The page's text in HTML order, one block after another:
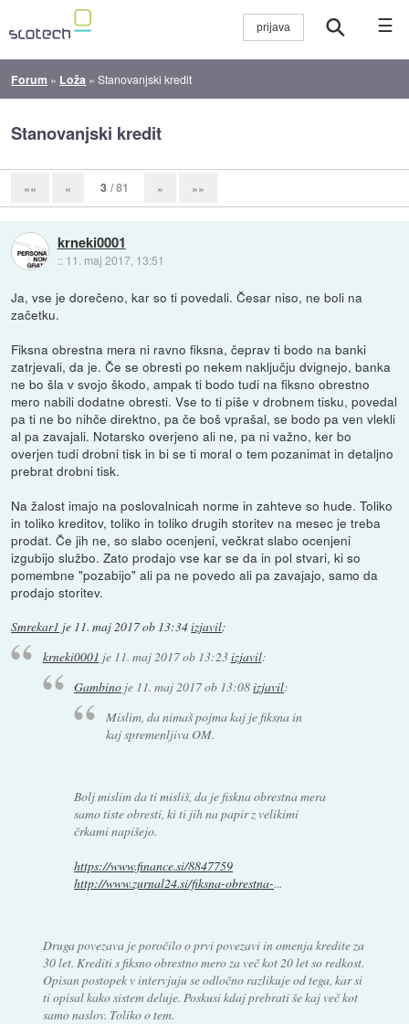
☰
Forum » Loža »Stanovanjski kredit
Stanovanjski kredit
«« « 3 / 81 » »»
krneki0001
:: 11. maj 2017, 13:51
Ja, vse je dorečeno, kar so ti povedali. Česar niso, ne boli na
začetku.
Fiksna obrestna mera ni ravno fiksna, čeprav ti bodo na banki
zatrjevali, da je. Če se obresti po nekem naključju dvignejo, banka
ne bo šla v svojo škodo, ampak ti bodo tudi na fiksno obrestno
mero nabili dodatne obresti. Vse to ti piše v drobnem tisku, povedal
pa ti ne bo nihče direktno, pa če boš vprašal, se bodo pa ven vlekli
al pa zavajali. Notarsko overjeno ali ne, pa ni važno, ker bo
overjen tudi drobni tisk in bi se ti moral o tem pozanimat in detaljno
prebrat drobni tisk.
Na žalost imajo na poslovalnicah norme in zahteve so hude. Toliko
in toliko kreditov, toliko in toliko drugih storitev na mesec je treba
prodat. Če jih ne, so slabo ocenjeni, večkrat slabo ocenjeni
izgubijo službo. Zato prodajo vse kar se da in pol stvari, ki so
pomembne "pozabijo" ali pa ne povedo ali pa zavajajo, samo da
prodajo storitev.
Smrekar1 je 11. maj 2017 ob 13:34izjavil:
krneki0001 je 11. maj 2017 ob 13:23izjavil:
Gambino je 11. maj 2017 ob 13:08izjavil:
Mislim, da nimaš pojma kaj je fiksna in
kaj spremenljiva OM.
Bolj mislim da ti misliš, da je fiskna obrestna mera
samo tiste obresti, ki ti jih na papir z velikimi
črkami napišejo.
https://www.finance.si/8847759
http://www.zurnal24.si/fiksna-obrestna-...
Druga povezava je poročilo o prvi povezavi in omenja kredite za
30 let. Krediti s fiksno obrestno mero za več kot 20 let so redkost.
Opisan postopek v intervjuju se odločno razlikuje od tega, kar si
ti opisal kako sistem deluje. Poskusi kdaj prebrati še kaj več kot
samo naslov. Toliko o tem.